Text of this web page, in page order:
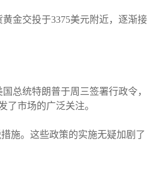
金交投于3375美元附近，逐渐接
总统特朗普于周三签署行政令，
了市场的广泛关注。
施。这些政策的实施无疑加剧了